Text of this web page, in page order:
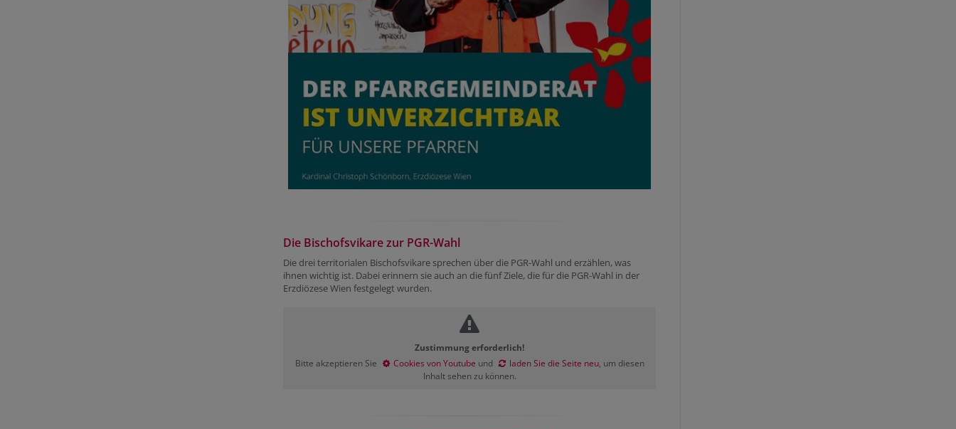
Die Bischofsvikare zur PGR-Wahl
Die drei territorialen Bischofsvikare sprechen über die PGR-Wahl und erzählen, was
ihnen wichtig ist. Dabei erinnern sie auch an die fünf Ziele, die für die PGR-Wahl in der
Erzdiözese Wien festgelegt wurden.
Zustimmung erforderlich!
Bitte akzeptieren Sie
Cookies von Youtube und laden Sie die Seite neu, um diesen
Inhalt sehen zu können.